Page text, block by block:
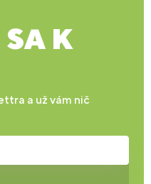
K
a už vám nič